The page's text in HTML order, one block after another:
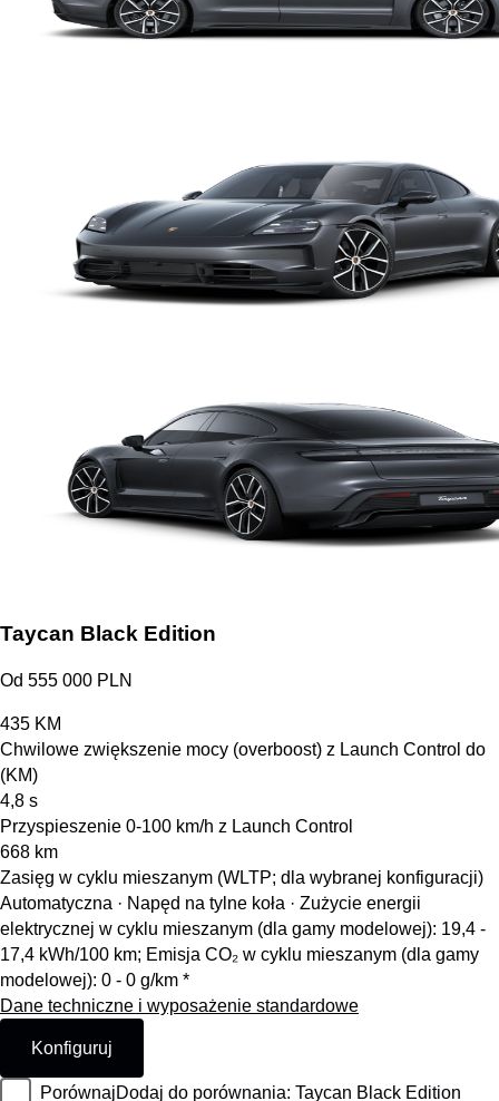
Taycan Black Edition
Od 555 000 PLN
435 KM
Chwilowe zwiększenie mocy (overboost) z Launch Control do
(KM)
4,8 s
Przyspieszenie 0-100 km/h z Launch Control
668 km
Zasięg w cyklu mieszanym (WLTP; dla wybranej konfiguracji)
Automatyczna · Napęd na tylne koła · Zużycie energii
elektrycznej w cyklu mieszanym (dla gamy modelowej): 19,4 -
17,4 kWh/100 km; Emisja CO₂ w cyklu mieszanym (dla gamy
modelowej): 0 - 0 g/km *
Dane techniczne i wyposażenie standardowe
Konfiguruj
PorównajDodaj do porównania: Taycan Black Edition